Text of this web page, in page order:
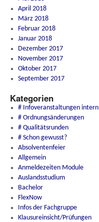
April 2018
März 2018
Februar 2018
Januar 2018
Dezember 2017
November 2017
Oktober 2017
September 2017
Kategorien
# Infoveranstaltungen intern
# Ordnungsänderungen
# Qualitätsrunden
# Schon gewusst?
Absolventenfeier
Allgemein
Anmeldezeiten Module
Auslandsstudium
Bachelor
FlexNow
Infos der Fachgruppe
Klausureinsicht/Prüfungen